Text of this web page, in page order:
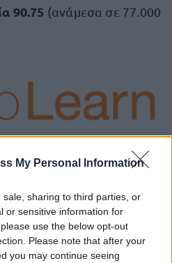
My Personal Information
sharing to third parties, or
or sensitive information for
use the below opt-out
Please note that after your
you may continue seeing
90.75 (ανάμεσα σε 77.000
Πανεπιστημίου
επιμόρφωσης